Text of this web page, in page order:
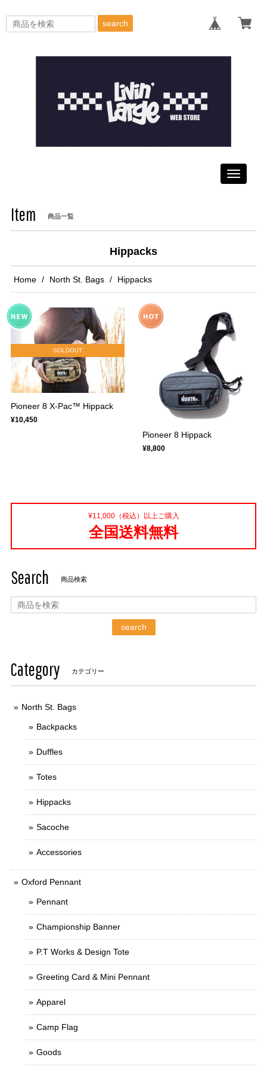
search
Toggle
Item 商品一覧
Hippacks
Home North St. Bags Hippacks
SOLDOUT
Pioneer 8 X-Pac™ Hippack
¥10,450
Pioneer 8 Hippack
¥8,800
¥11,000（税込）以上ご購入
全国送料無料
Search 商品検索
search
Category カテゴリー
North St. Bags
Backpacks
Duffles
Totes
Hippacks
Sacoche
Accessories
Oxford Pennant
Pennant
Championship Banner
P.T Works & Design Tote
Greeting Card & Mini Pennant
Apparel
Camp Flag
Goods